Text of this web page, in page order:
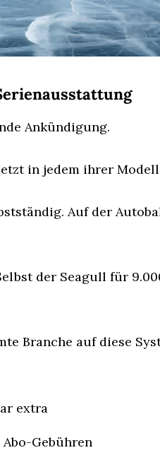
Ankündigung.
in jedem ihrer
Auf der
der Seagull für
Branche auf diese
extra
Gebühren